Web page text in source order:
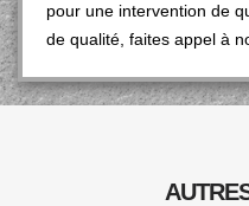
pour une intervention de
de qualité, faites appel à